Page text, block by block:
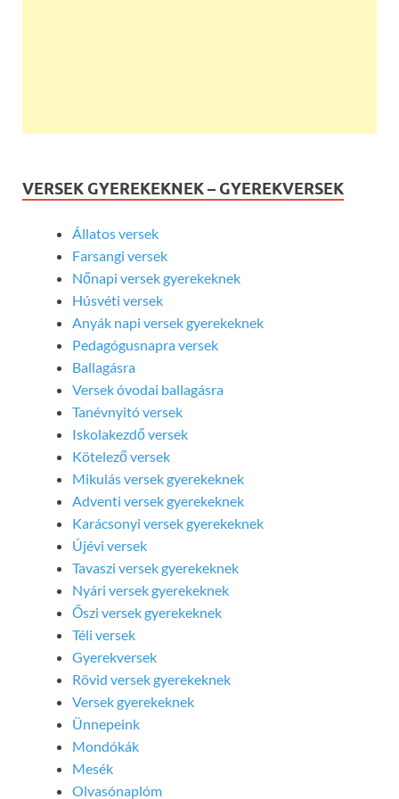
VERSEK GYEREKEKNEK – GYEREKVERSEK
Állatos versek
Farsangi versek
Nőnapi versek gyerekeknek
Húsvéti versek
Anyák napi versek gyerekeknek
Pedagógusnapra versek
Ballagásra
Versek óvodai ballagásra
Tanévnyitó versek
Iskolakezdő versek
Kötelező versek
Mikulás versek gyerekeknek
Adventi versek gyerekeknek
Karácsonyi versek gyerekeknek
Újévi versek
Tavaszi versek gyerekeknek
Nyári versek gyerekeknek
Őszi versek gyerekeknek
Téli versek
Gyerekversek
Rövid versek gyerekeknek
Versek gyerekeknek
Ünnepeink
Mondókák
Mesék
Olvasónaplóm